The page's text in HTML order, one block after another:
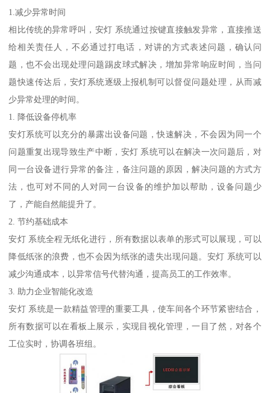
1.减少异常时间
相比传统的异常呼叫，安灯 系统通过按键直接触发异常，直接推送
给相关责任人，不必通过打电话，对讲的方式表述问题，确认问
题，也不会出现处理问题踢皮球式解决，增加异常响应时间，当问
题快速传达后，安灯系统逐级上报机制可以督促问题处理，从而减
少异常处理的时间。
1. 降低设备停机率
安灯系统可以充分的暴露出设备问题，快速解决，不会因为同一个
问题重复出现导致生产中断，安灯 系统可以在解决一次问题后，对
同一台设备进行异常的备注，备注问题的原因，解决问题的方式方
法，也可对不同的人对同一台设备的维护加以帮助，设备问题少
了，产能自然能提升了。
2. 节约基础成本
安灯 系统全程无纸化进行，所有数据以表单的形式可以展现，可以
降低纸张的浪费，也不会因为纸张的遗失出现问题。安灯 系统可以
减少沟通成本，以异常信号代替沟通，提高员工的工作效率。
3. 助力企业智能化改造
安灯 系统是一款精益管理的重要工具，使车间各个环节紧密结合，
所有数据可以在看板上展示，实现目视化管理，一目了然，对各个
工位实时，协调各班组。